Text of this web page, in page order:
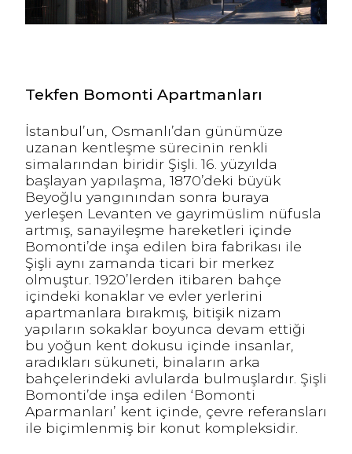
Tekfen Bomonti Apartmanları
İstanbul’un, Osmanlı’dan günümüze
uzanan kentleşme sürecinin renkli
simalarından biridir Şişli. 16. yüzyılda
başlayan yapılaşma, 1870’deki büyük
Beyoğlu yangınından sonra buraya
yerleşen Levanten ve gayrimüslim nüfusla
artmış, sanayileşme hareketleri içinde
Bomonti’de inşa edilen bira fabrikası ile
Şişli aynı zamanda ticari bir merkez
olmuştur. 1920’lerden itibaren bahçe
içindeki konaklar ve evler yerlerini
apartmanlara bırakmış, bitişik nizam
yapıların sokaklar boyunca devam ettiği
bu yoğun kent dokusu içinde insanlar,
aradıkları sükuneti, binaların arka
bahçelerindeki avlularda bulmuşlardır. Şişli
Bomonti’de inşa edilen ‘Bomonti
Aparmanları’ kent içinde, çevre referansları
ile biçimlenmiş bir konut kompleksidir.